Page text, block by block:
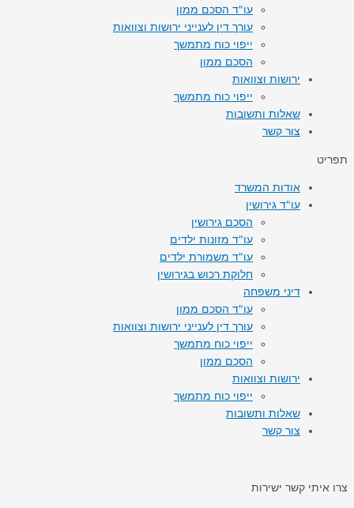
עו"ד הסכם ממון
עורך דין לענייני ירושות וצוואות
ייפוי כוח מתמשך
הסכם ממון
ירושות וצוואות
ייפוי כוח מתמשך
שאלות ותשובות
צור קשר
תפריט
אודות המשרד
עו"ד גירושין
הסכם גירושין
עו"ד מזונות ילדים
עו"ד משמורת ילדים
חלוקת רכוש בגירושין
דיני משפחה
עו"ד הסכם ממון
עורך דין לענייני ירושות וצוואות
ייפוי כוח מתמשך
הסכם ממון
ירושות וצוואות
ייפוי כוח מתמשך
שאלות ותשובות
צור קשר
צרו איתי קשר ישירות